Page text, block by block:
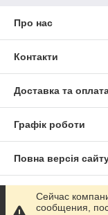
Про нас
Контакти
Доставка та
Графік роботи
Повна версія
Сайт створено на
Сейчас
сообщения,